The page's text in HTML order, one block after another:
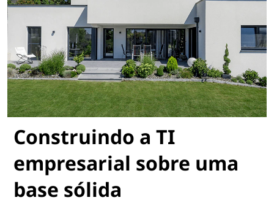
Construindo a TI
empresarial sobre uma
base sólida